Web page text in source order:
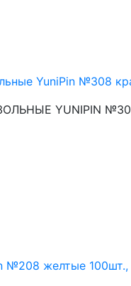
YuniPin №308
YUNIPIN
№208 желтые 100шт.,